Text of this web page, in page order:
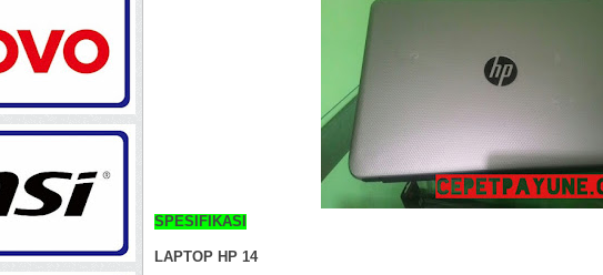
SPESIFIKASI
LAPTOP HP 14